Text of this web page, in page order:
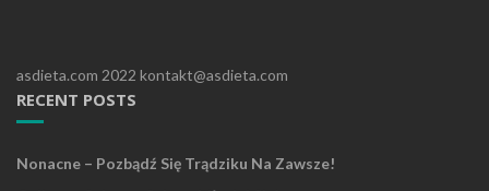
asdieta.com 2022 kontakt@asdieta.com
RECENT POSTS
Nonacne – Pozbądź Się Trądziku Na Zawsze!